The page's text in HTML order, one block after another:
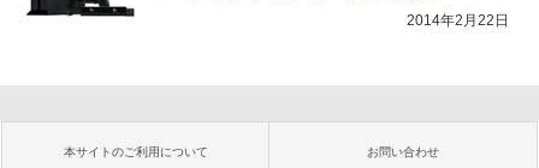
2014年2月22日
本サイトのご利用について お問い合わせ